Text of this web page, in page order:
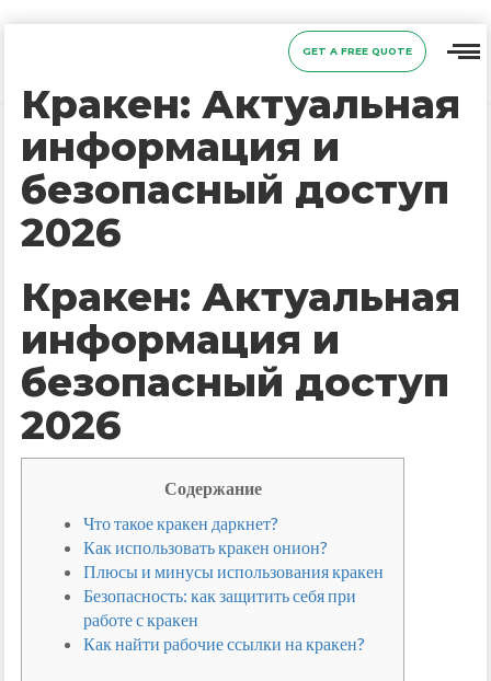
GET A FREE QUOTE
Кракен: Актуальная
информация и
безопасный доступ
2026
Кракен: Актуальная
информация и
безопасный доступ
2026
Содержание
Что такое кракен даркнет?
Как использовать кракен онион?
Плюсы и минусы использования кракен
Безопасность: как защитить себя при
работе с кракен
Как найти рабочие ссылки на кракен?